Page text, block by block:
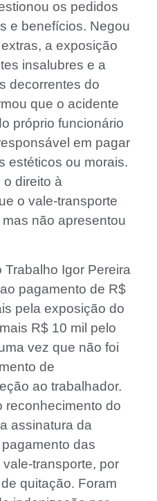
os pedidos
e benefícios. Negou
a exposição
insalubres e a
decorrentes do
que o acidente
próprio funcionário
em pagar
estéticos ou morais.
direito à
o vale-transporte
não apresentou
Igor Pereira
pagamento de R$
pela exposição do
R$ 10 mil pelo
vez que não foi
de
ao trabalhador.
reconhecimento do
assinatura da
das
transporte, por
quitação. Foram